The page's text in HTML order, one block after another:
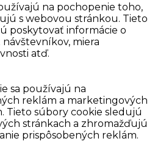
na pochopenie toho,
s webovou stránkou. Tieto
poskytovať informácie o
miera
atď.
sa používajú na
reklám a marketingových
Tieto súbory cookie sledujú
stránkach a zhromažďujú
prispôsobených reklám.